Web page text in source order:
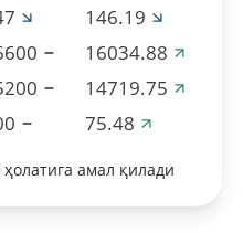
146.19
16034.88
14719.75
75.48
амал қилади